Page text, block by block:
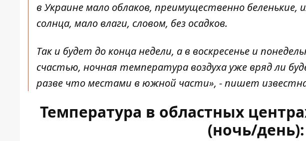
в Украине мало облаков, преимущественно беленькие,
солнца, мало влаги, словом, без осадков.
Так и будет до конца недели, а в воскресенье и
счастью, ночная температура воздуха уже вряд ли
разве что местами в южной части», - пишет
Температура в областных
(ночь/день):